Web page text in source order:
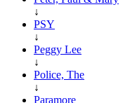
↓
PSY
↓
Peggy Lee
↓
Police, The
↓
Paramore